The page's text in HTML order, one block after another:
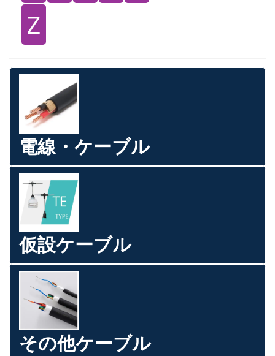
Ｚ
電線・ケーブル
仮設ケーブル
その他ケーブル